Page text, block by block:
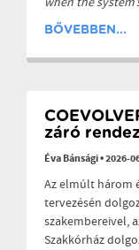
BŐVEBBEN...
záró
Éva Bánsági•2026-
Az elmúlt három
tervezésén
szakembereivel,
Szakkórház